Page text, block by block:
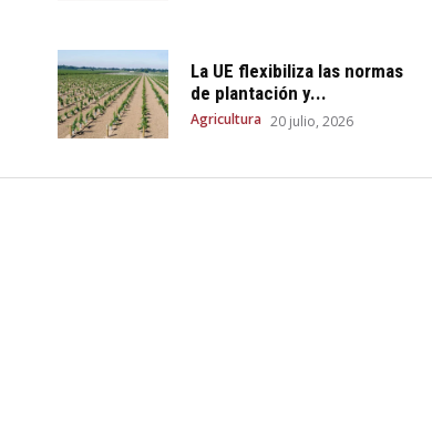
La UE flexibiliza las normas
de plantación y...
Agricultura 20 julio, 2026